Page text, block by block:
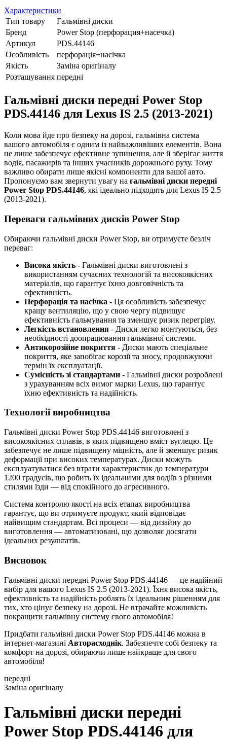
Характеристики
Тип товару
Гальмівні диски
Бренд
Power Stop (перфорация+насечка)
Артикул
PDS.44146
Особливість
перфорація+насічка
Якість
Заміна оригіналу
Розташування передні
Гальмівні диски передні Power Stop
PDS.44146 для Lexus IS 2.5 (2013-2021)
Коли мова йде про безпеку на дорозі, гальмівна система
вашого автомобіля є одним із найважливіших елементів. Вона
не лише забезпечує ефективне зупинення, але й зберігає життя
водія, пасажирів та інших учасників дорожнього руху. Тому
важливо обирати лише якісні компоненти для вашої авто.
Пропонуємо вам звернути увагу на гальмівні диски передні
Power Stop PDS.44146, які ідеально підходять для Lexus IS 2.5
(2013-2021).
Переваги гальмівних дисків Power Stop
Обираючи гальмівні диски Power Stop, ви отримуєте безліч
переваг:
Висока якість - Гальмівні диски виготовлені з
використанням сучасних технологій та високоякісних
матеріалів, що гарантує їхню довговічність та
ефективність.
Перфорація та насічка - Ця особливість забезпечує
кращу вентиляцію, що у свою чергу підвищує
ефективність гальмування та зменшує ризик перегріву.
Легкість встановлення - Диски легко монтуються, без
необхідності доопрацювання гальмівної системи.
Антикорозійне покриття - Диски мають спеціальне
покриття, яке запобігає корозії та зносу, продовжуючи
термін їх експлуатації.
Сумісність зі стандартами - Гальмівні диски розроблені
з урахуванням всіх вимог марки Lexus, що гарантує
їхню ефективність та надійність.
Технології виробництва
Гальмівні диски Power Stop PDS.44146 виготовлені з
високоякісних сплавів, в яких підвищено вміст вуглецю. Це
забезпечує не лише підвищену міцність, але й зменшує ризик
деформації при високих температурах. Диски можуть
експлуатуватися без втрати характеристик до температури
1200 градусів, що робить їх ідеальними для водіїв з різними
стилями їзди — від спокійного до агресивного.
Система контролю якості на всіх етапах виробництва
гарантує, що ви отримуєте продукт, який відповідає
найвищим стандартам. Всі процеси — від дизайну до
виготовлення — автоматизовані, що дозволяє досягати
ідеальних результатів.
Висновок
Гальмівні диски передні Power Stop PDS.44146 — це надійний
вибір для вашого Lexus IS 2.5 (2013-2021). Їхня висока якість,
ефективність та надійність роблять їх ідеальним рішенням для
тих, хто цінує безпеку на дорозі. Не втрачайте можливість
покращити гальмівну систему свого автомобіля!
Придбати гальмівні диски Power Stop PDS.44146 можна в
інтернет-магазині Авторасходнік. Забезпечте собі безпеку та
комфорт на дорозі, обираючи лише найкраще для свого
автомобіля!
передні
Заміна оригіналу
Гальмівні диски передні
Power Stop PDS.44146 для